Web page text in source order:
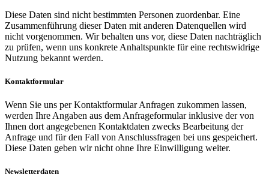
Diese Daten sind nicht bestimmten Personen zuordenbar. Eine
Zusammenführung dieser Daten mit anderen Datenquellen wird
nicht vorgenommen. Wir behalten uns vor, diese Daten nachträglich
zu prüfen, wenn uns konkrete Anhaltspunkte für eine rechtswidrige
Nutzung bekannt werden.
Kontaktformular
Wenn Sie uns per Kontaktformular Anfragen zukommen lassen,
werden Ihre Angaben aus dem Anfrageformular inklusive der von
Ihnen dort angegebenen Kontaktdaten zwecks Bearbeitung der
Anfrage und für den Fall von Anschlussfragen bei uns gespeichert.
Diese Daten geben wir nicht ohne Ihre Einwilligung weiter.
Newsletterdaten